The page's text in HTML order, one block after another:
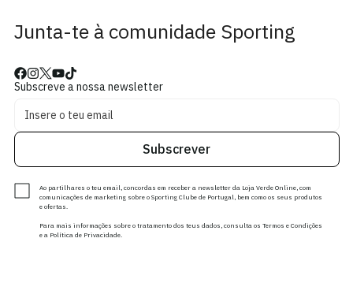
Junta-te à comunidade Sporting
Subscreve a nossa newsletter
Subscrever
Ao partilhares o teu email, concordas em receber a newsletter da Loja Verde Online, com
comunicações de marketing sobre o Sporting Clube de Portugal, bem como os seus produtos
e ofertas.
Para mais informações sobre o tratamento dos teus dados, consulta os Termos e Condições
e a Política de Privacidade.